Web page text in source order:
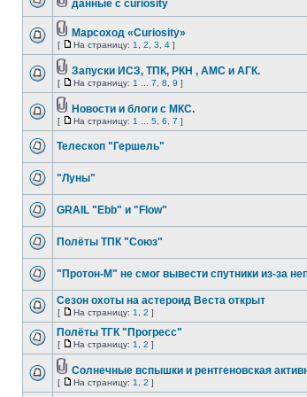
данные с curiosity
Марсоход «Curiosity»
[ На страницу: 1 2 3 4 ]
Запуски ИСЗ, ТПК, РКН , АМС и АГК.
[ На страницу: 1 7 8 9 ]
Новости и блоги с МКС.
[ На страницу: 1 5 6 7 ]
Телескоп "Гершель"
"Луны"
GRAIL "Ebb" и "Flow"
Полёты ТПК "Союз"
"Протон-М" не смог вывести спутники из-за
Сезон охоты на астероид Веста открыт
[ На страницу: 1 2 ]
Полёты ТГК "Прогресс"
[ На страницу: 1 2 ]
Солнечные вспышки и рентгеновская
[ На страницу: 1 2 ]